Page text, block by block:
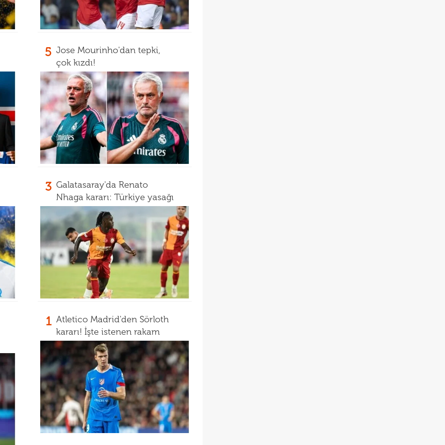
5 Jose Mourinho'dan tepki,
çok kızdı!
3 Galatasaray'da Renato
Nhaga kararı: Türkiye yasağı
1 Atletico Madrid'den Sörloth
kararı! İşte istenen rakam